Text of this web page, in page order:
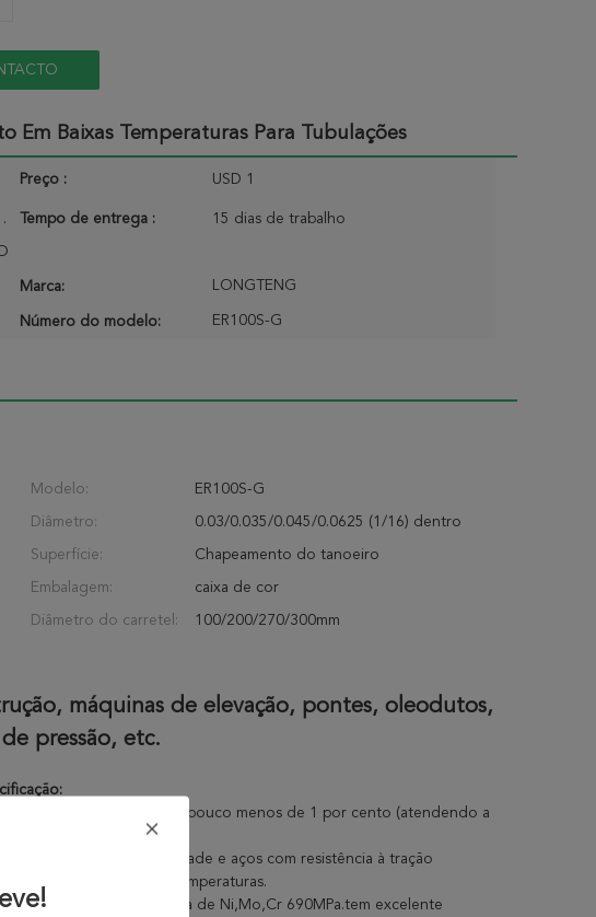
Em Baixas Temperaturas Para Tubulações
Preço : USD 1
OEM da caixa Tempo de entrega : 15 dias de trabalho
Marca: LONGTENG
Número do modelo: ER100S-G
Modelo: ER100S-G
Diâmetro: 0.03/0.035/0.045/0.0625 (1/16) dentro
Superfície: Chapeamento do tanoeiro
Embalagem: caixa de cor
Diâmetro do carretel: 100/200/270/300mm
máquinas de elevação, pontes, oleodutos,
pressão, etc.
0,45 Mo, 0,25 Cr, com Ni pouco menos de 1 por cento (atendendo a
de alto limite de elasticidade e aços com resistência à tração
ao impacto em baixas temperaturas.
de aço de baixa liga de Ni,Mo,Cr 690MPa.tem excelente